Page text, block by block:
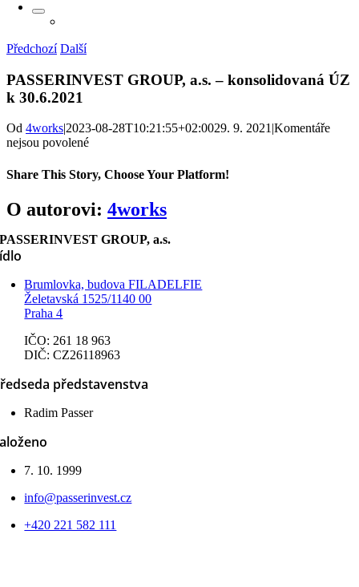
Předchozí Další
PASSERINVEST GROUP, a.s. – konsolidovaná ÚZ
k 30.6.2021
Od 4works|2023-08-28T10:21:55+02:0029. 9. 2021|Komentáře
nejsou povolenéu
s
názvem
PASSERINVEST
GROUP,
–
k 30.6.2021
Share This Story, Choose Your Platform!
Facebook
X
Reddit
LinkedIn
WhatsApp
Telegram
Tumblr
Pinterest
Vk
Xing
E-
mail
O autorovi: 4works
PASSERINVEST GROUP, a.s.
Brumlovka, budova FILADELFIE
Želetavská 1525/1140 00
Praha 4
IČO: 261 18 963
DIČ: CZ26118963
představenstva
Radim Passer
7. 10. 1999
info@passerinvest.cz
+420 221 582 111